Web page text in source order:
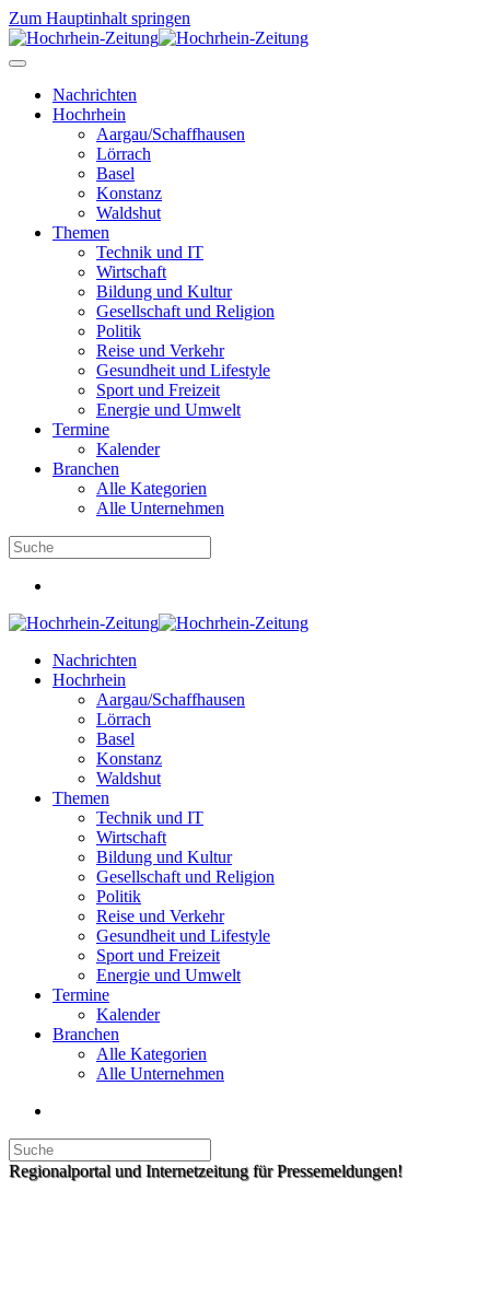
Zum Hauptinhalt springen
Nachrichten
Hochrhein
Aargau/Schaffhausen
Lörrach
Basel
Konstanz
Waldshut
Themen
Technik und IT
Wirtschaft
Bildung und Kultur
Gesellschaft und Religion
Politik
Reise und Verkehr
Gesundheit und Lifestyle
Sport und Freizeit
Energie und Umwelt
Termine
Kalender
Branchen
Alle Kategorien
Alle Unternehmen
Nachrichten
Hochrhein
Aargau/Schaffhausen
Lörrach
Basel
Konstanz
Waldshut
Themen
Technik und IT
Wirtschaft
Bildung und Kultur
Gesellschaft und Religion
Politik
Reise und Verkehr
Gesundheit und Lifestyle
Sport und Freizeit
Energie und Umwelt
Termine
Kalender
Branchen
Alle Kategorien
Alle Unternehmen
Regionalportal und Internetzeitung für Pressemeldungen!